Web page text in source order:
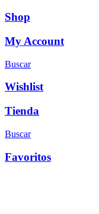
Shop
My Account
Buscar
Wishlist
Tienda
Buscar
Favoritos